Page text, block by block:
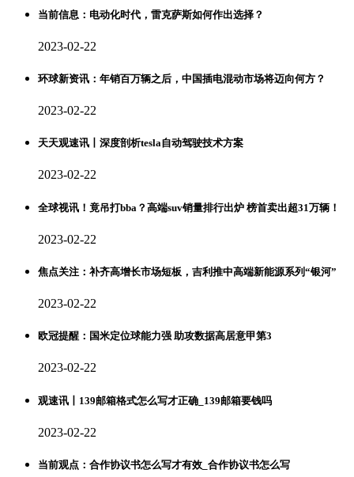
当前信息：电动化时代，雷克萨斯如何作出选择？
2023-02-22
环球新资讯：年销百万辆之后，中国插电混动市场将迈向何方？
2023-02-22
天天观速讯丨深度剖析tesla自动驾驶技术方案
2023-02-22
全球视讯！竟吊打bba？高端suv销量排行出炉 榜首卖出超31万辆！
2023-02-22
焦点关注：补齐高增长市场短板，吉利推中高端新能源系列“银河”
2023-02-22
欧冠提醒：国米定位球能力强 助攻数据高居意甲第3
2023-02-22
观速讯丨139邮箱格式怎么写才正确_139邮箱要钱吗
2023-02-22
当前观点：合作协议书怎么写才有效_合作协议书怎么写